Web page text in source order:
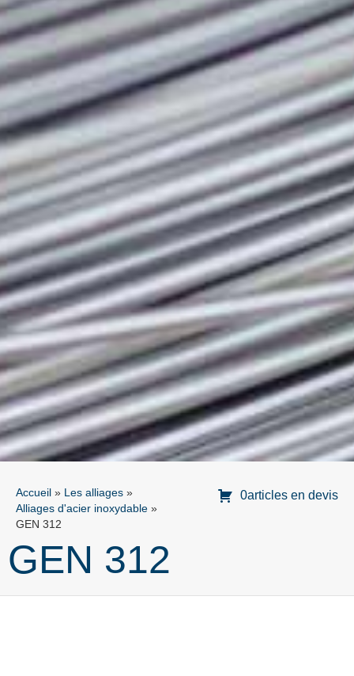
Accueil » Les alliages »
Alliages d'acier inoxydable »
GEN 312
0articles en devis
GEN 312